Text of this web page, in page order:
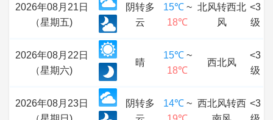
2026年08月21日
（星期五)
阴转多
云
15℃~
18℃
北风转西北
风
<3
级
2026年08月22日
（星期六)
晴
15℃~
18℃
西北风
<3
级
2026年08月23日
阴转多
14℃~ 西北风转西 <3